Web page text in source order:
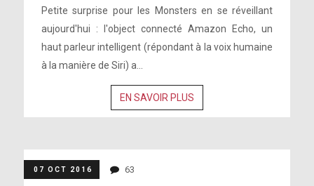
Petite surprise pour les Monsters en se réveillant
aujourd'hui : l'object connecté Amazon Echo, un
haut parleur intelligent (répondant à la voix humaine
à la manière de Siri) a...
EN SAVOIR PLUS
07 OCT 2016 63